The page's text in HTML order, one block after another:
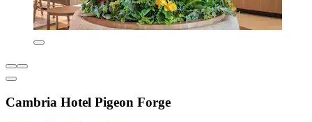
Cambria Hotel Pigeon Forge